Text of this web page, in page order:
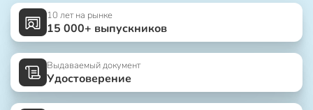
10 лет на рынке
15 000+ выпускников
Выдаваемый документ
Удостоверение